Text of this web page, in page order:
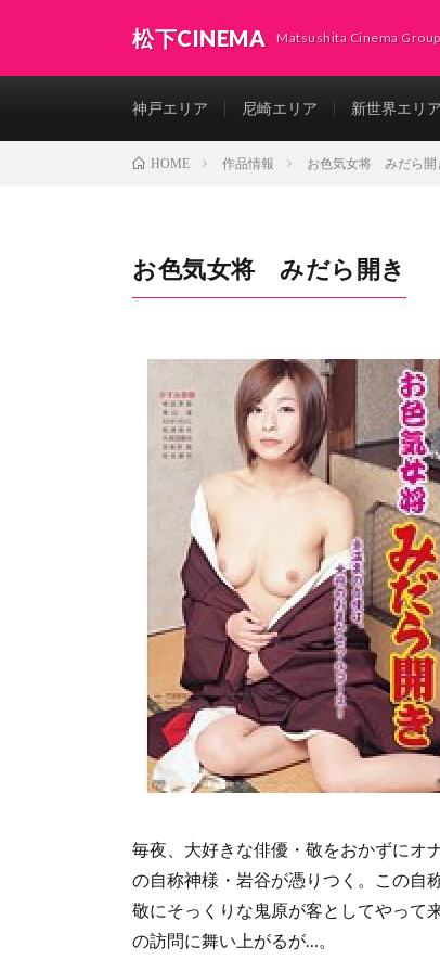
松下CINEMA Matsushita Cinema Group
神戸エリア 尼崎エリア 新世界エリア
HOME 作品情報 お色気女将 みだら開
お色気女将 みだら開き
毎夜、大好きな俳優・敬をおかずにオ
の自称神様・岩谷が憑りつく。この自
敬にそっくりな鬼原が客としてやって
の訪問に舞い上がるが…。